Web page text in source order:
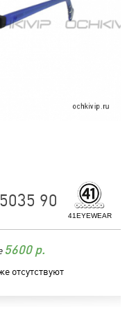
41EYEWEAR
90
5600р.
отсутствуют